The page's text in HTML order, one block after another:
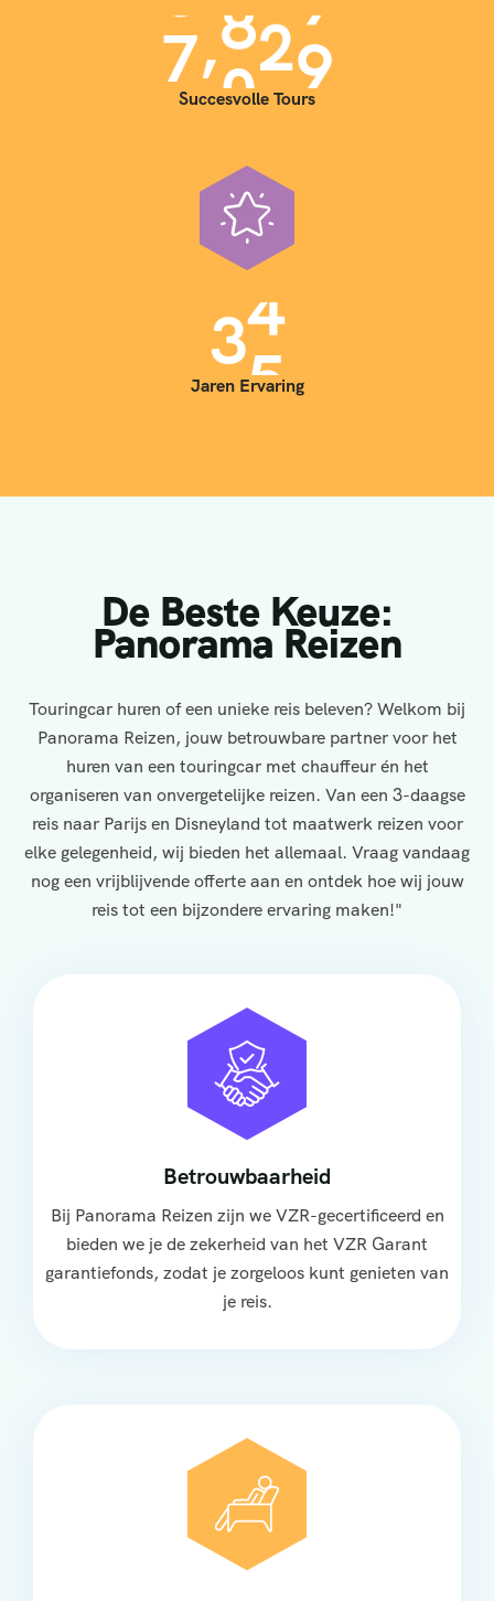
7,000
Succesvolle Tours
35
Jaren Ervaring
De Beste Keuze:
Panorama Reizen
Touringcar huren of een unieke reis beleven? Welkom bij
Panorama Reizen, jouw betrouwbare partner voor het
huren van een touringcar met chauffeur én het
organiseren van onvergetelijke reizen. Van een 3-daagse
reis naar Parijs en Disneyland tot maatwerk reizen voor
elke gelegenheid, wij bieden het allemaal. Vraag vandaag
nog een vrijblijvende offerte aan en ontdek hoe wij jouw
reis tot een bijzondere ervaring maken!"
Betrouwbaarheid
Bij Panorama Reizen zijn we VZR-gecertificeerd en
bieden we je de zekerheid van het VZR Garant
garantiefonds, zodat je zorgeloos kunt genieten van
je reis.